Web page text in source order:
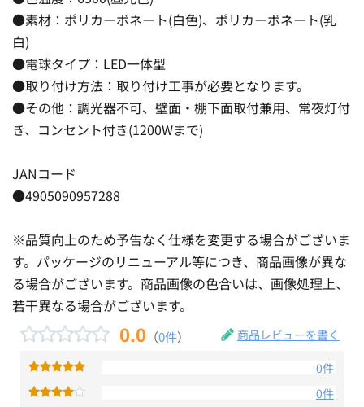
●素材：ポリカーボネート(白色)、ポリカーボネート(乳
白)
●電球タイプ：LED一体型
●取り付け方法：取り付け工事が必要となります。
●その他：調光器不可、壁面・棚下面取付兼用、常夜灯付
き、コンセント付き(1200Wまで)
JANコード
●4905090957288
※品質向上のため予告なく仕様を変更する場合がございま
す。パッケージのリニューアル等につき、商品画像が異な
る場合がございます。商品画像の色合いは、画像処理上、
若干異なる場合がございます。
0.0 （0件） 商品レビューを書く
0件
0件